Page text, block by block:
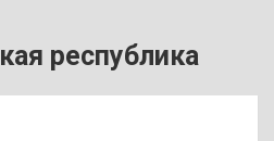
республика